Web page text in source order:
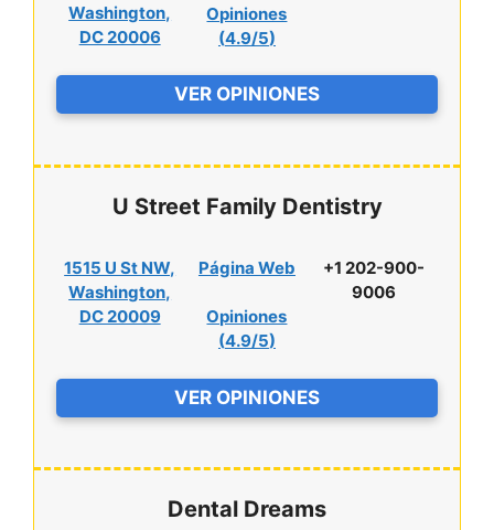
Washington,
DC 20006
Opiniones
(4.9/5)
VER OPINIONES
U Street Family Dentistry
1515 U St NW,
Washington,
DC 20009
Página Web
Opiniones
(4.9/5)
+1 202-900-
9006
VER OPINIONES
Dental Dreams